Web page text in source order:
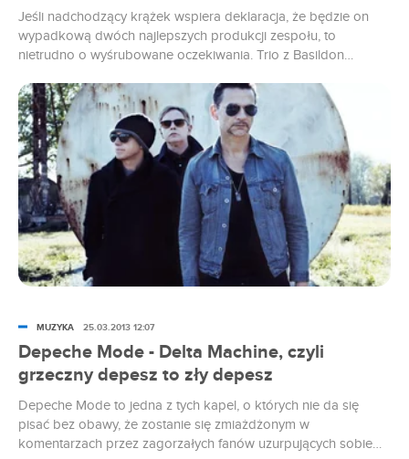
Jeśli nadchodzący krążek wspiera deklaracja, że będzie on
wypadkową dwóch najlepszych produkcji zespołu, to
nietrudno o wyśrubowane oczekiwania. Trio z Basildon
pokuszenie kolejne pokolenia fanów. Znów ich dezorientuje,
nie przynosząc co prawda rewolucji, a satysfakcjonując ich w
znany sobie sposób.
Depeche Mode - Delta Machine, czyli
grzeczny depesz to zły depesz
Depeche Mode to jedna z tych kapel, o których nie da się
pisać bez obawy, że zostanie się zmiażdżonym w
komentarzach przez zagorzałych fanów uzurpujących sobie
MUZYKA 25.03.2013 12:07